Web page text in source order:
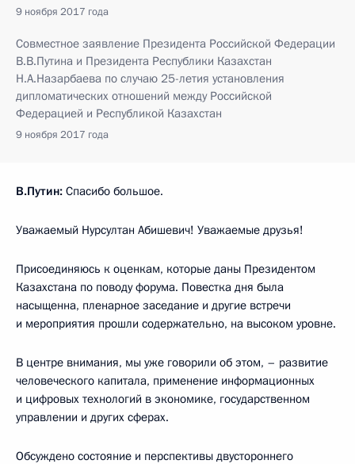
9 ноября 2017 года
Совместное заявление Президента Российской Федерации
В.В.Путина и Президента Республики Казахстан
Н.А.Назарбаева по случаю 25-летия установления
дипломатических отношений между Российской
Федерацией и Республикой Казахстан
9 ноября 2017 года
В.Путин: Спасибо большое.
Уважаемый Нурсултан Абишевич! Уважаемые друзья!
Присоединяюсь к оценкам, которые даны Президентом
Казахстана по поводу форума. Повестка дня была
насыщенна, пленарное заседание и другие встречи
и мероприятия прошли содержательно, на высоком уровне.
В центре внимания, мы уже говорили об этом, – развитие
человеческого капитала, применение информационных
и цифровых технологий в экономике, государственном
управлении и других сферах.
Обсуждено состояние и перспективы двустороннего